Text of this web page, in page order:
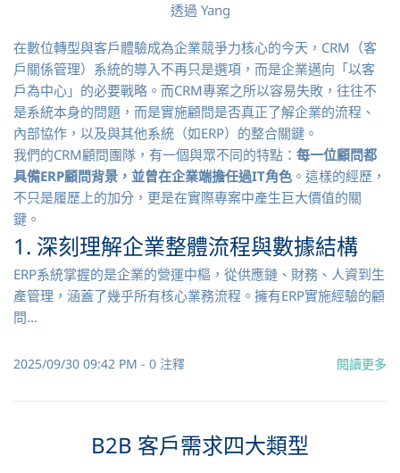
透過 Yang
在數位轉型與客戶體驗成為企業競爭力核心的今天，CRM（客
戶關係管理）系統的導入不再只是選項，而是企業邁向「以客
戶為中心」的必要戰略。而CRM專案之所以容易失敗，往往不
是系統本身的問題，而是實施顧問是否真正了解企業的流程、
內部協作，以及與其他系統（如ERP）的整合關鍵。
我們的CRM顧問團隊，有一個與眾不同的特點： 每一位顧問都
具備ERP顧問背景，並曾在企業端擔任過IT角色 。這樣的經歷，
不只是履歷上的加分，更是在實際專案中產生巨大價值的關
鍵。
1. 深刻理解企業整體流程與數據結構
ERP系統掌握的是企業的營運中樞，從供應鏈、財務、人資到生
產管理，涵蓋了幾乎所有核心業務流程。擁有ERP實施經驗的顧
問...
2025/09/30 09:42 PM - 0 注釋 閱讀更多
B2B 客戶需求四大類型